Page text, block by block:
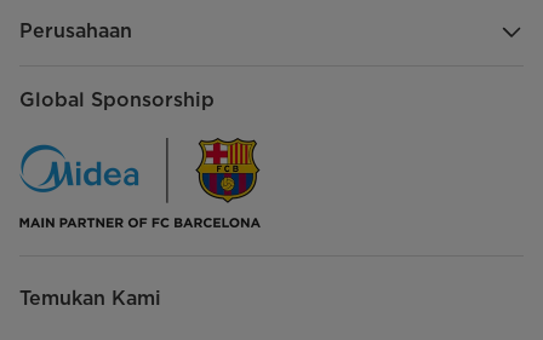
Perusahaan
Global Sponsorship
Temukan Kami